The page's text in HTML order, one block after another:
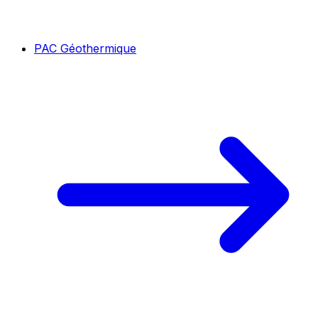
PAC Géothermique